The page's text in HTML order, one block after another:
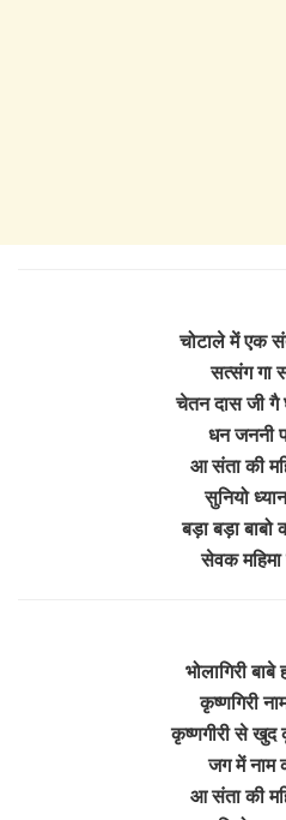
चोटाले में एक
सत्संग गा
चेतन दास जी गै
धन जननी
आ संता की
सुनियो
बड़ा बड़ा बाबो
सेवक महिमा
भोलागिरी
कृष्णगिरी
कृष्णगीरी से खुद
जग में नाम
आ संता की